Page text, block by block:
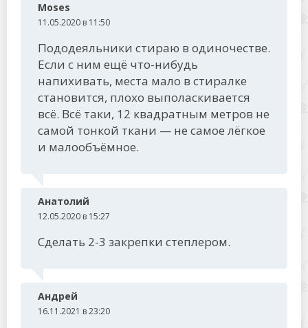
Moses
11.05.2020 в 11:50
Пододеяльники стираю в одиночестве.
Если с ним ещё что-нибудь
напихивать, места мало в стиралке
становится, плохо выполаскивается
всё. Всё таки, 12 квадратным метров не
самой тонкой ткани — не самое лёгкое
и малообъёмное.
Анатолий
12.05.2020 в 15:27
Сделать 2-3 закрепки степлером.
Андрей
16.11.2021 в 23:20